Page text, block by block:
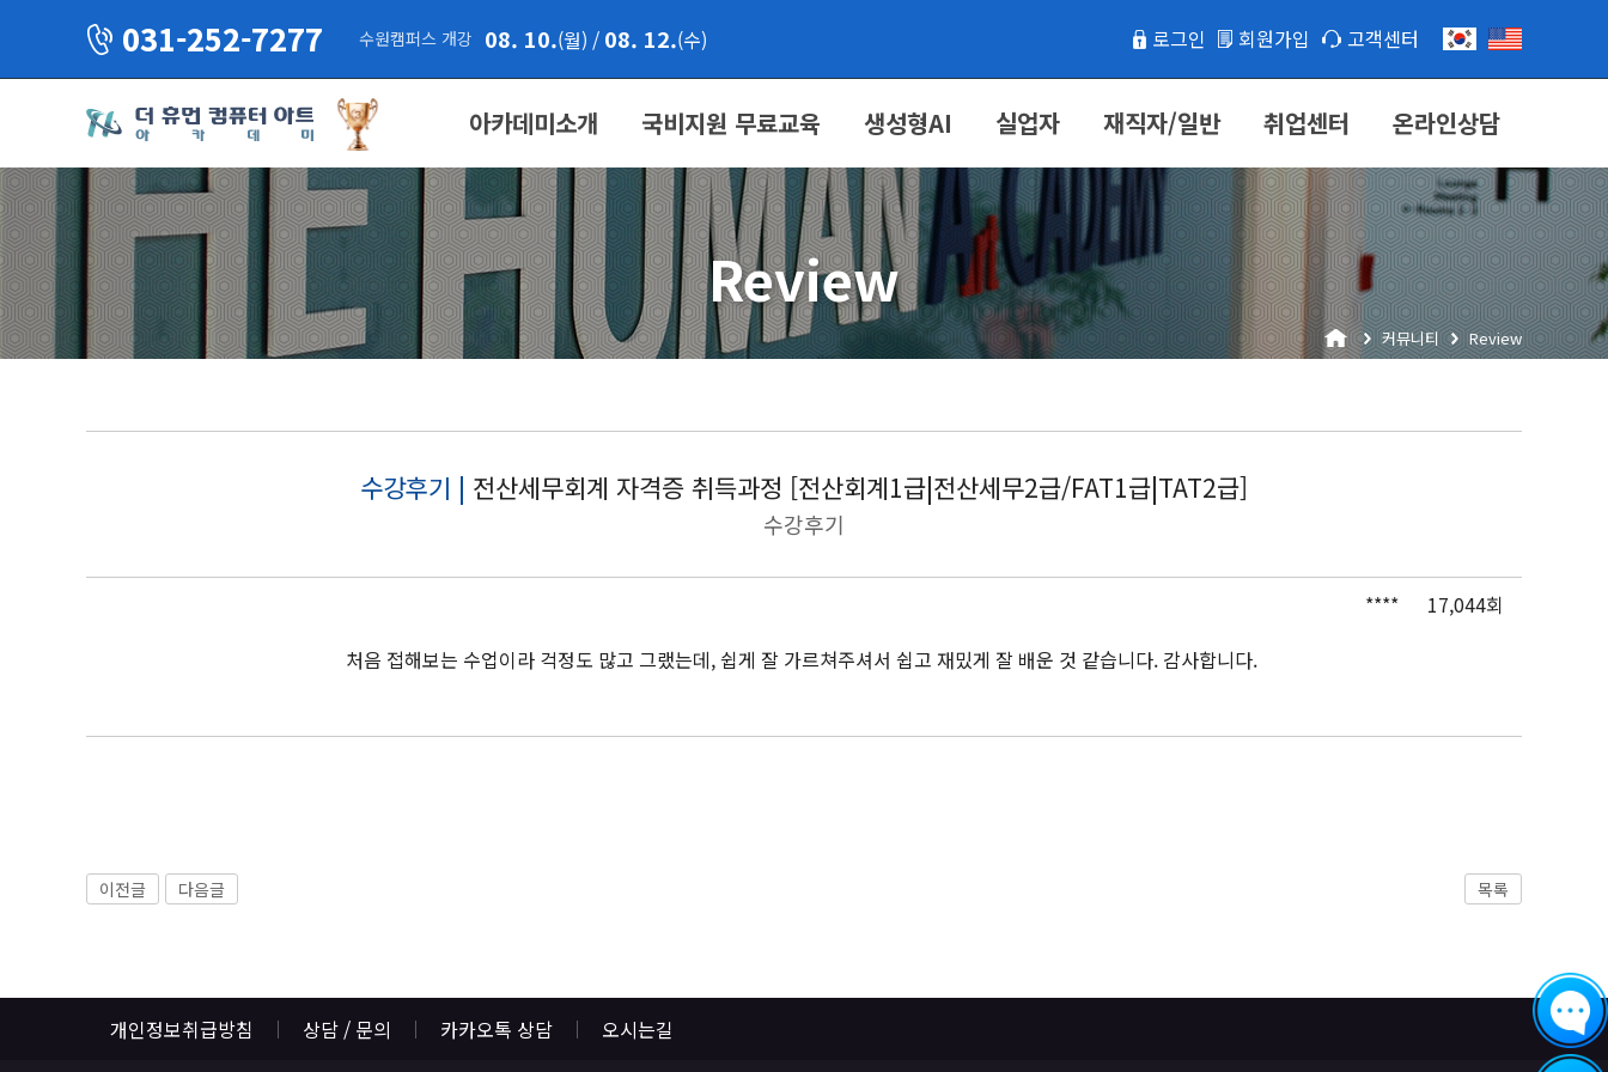
031-252-7277 수원캠퍼스 개강 08. 10.(월) / 08. 12.(수) 로그인 회원가입 고객센터
아카데미소개 국비지원 무료교육 생성형AI 실업자 재직자/일반 취업센터 온라인상담
Review
커뮤니티 Review
수강후기 | 전산세무회계 자격증 취득과정 [전산회계1급|전산세무2급/FAT1급|TAT2급]
수강후기
****
17,044회
처음 접해보는 수업이라 걱정도 많고 그랬는데, 쉽게 잘 가르쳐주셔서 쉽고 재밌게 잘 배운 것 같습니다. 감사합니다.
이전글 다음글 목록
개인정보취급방침 상담 / 문의 카카오톡 상담 오시는길